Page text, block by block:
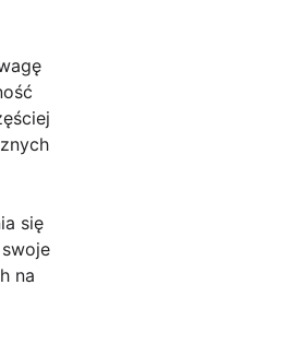
się
na